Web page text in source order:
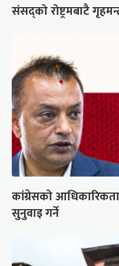
संसद्को रोष्ट्रमबाटै
कांग्रेसको
सुनुवाइ गर्ने